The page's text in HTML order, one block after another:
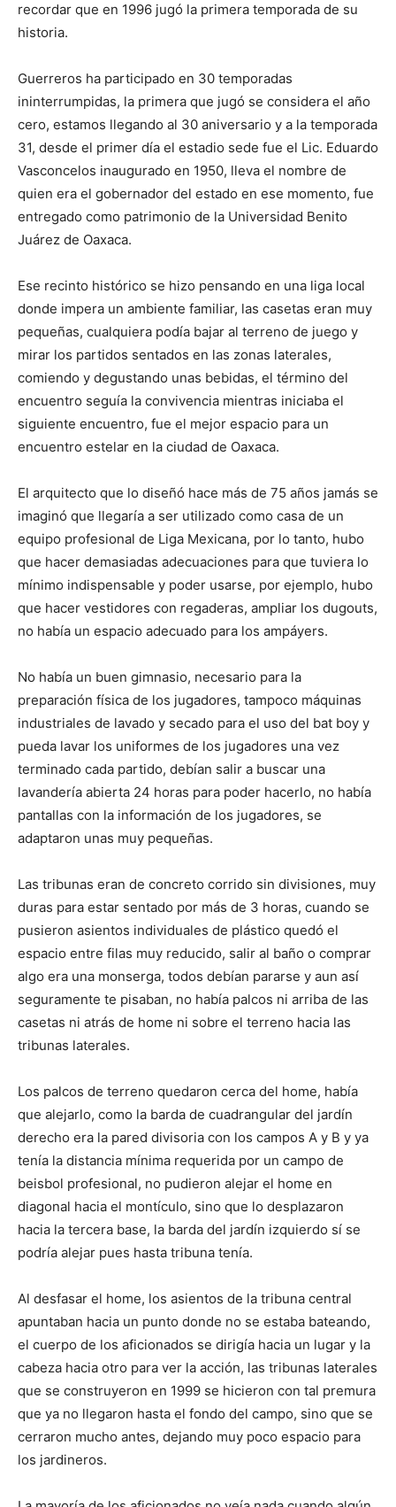
recordar que en 1996 jugó la primera temporada de su
historia.
Guerreros ha participado en 30 temporadas
ininterrumpidas, la primera que jugó se considera el año
cero, estamos llegando al 30 aniversario y a la temporada
31, desde el primer día el estadio sede fue el Lic. Eduardo
Vasconcelos inaugurado en 1950, lleva el nombre de
quien era el gobernador del estado en ese momento, fue
entregado como patrimonio de la Universidad Benito
Juárez de Oaxaca.
Ese recinto histórico se hizo pensando en una liga local
donde impera un ambiente familiar, las casetas eran muy
pequeñas, cualquiera podía bajar al terreno de juego y
mirar los partidos sentados en las zonas laterales,
comiendo y degustando unas bebidas, el término del
encuentro seguía la convivencia mientras iniciaba el
siguiente encuentro, fue el mejor espacio para un
encuentro estelar en la ciudad de Oaxaca.
El arquitecto que lo diseñó hace más de 75 años jamás se
imaginó que llegaría a ser utilizado como casa de un
equipo profesional de Liga Mexicana, por lo tanto, hubo
que hacer demasiadas adecuaciones para que tuviera lo
mínimo indispensable y poder usarse, por ejemplo, hubo
que hacer vestidores con regaderas, ampliar los dugouts,
no había un espacio adecuado para los ampáyers.
No había un buen gimnasio, necesario para la
preparación física de los jugadores, tampoco máquinas
industriales de lavado y secado para el uso del bat boy y
pueda lavar los uniformes de los jugadores una vez
terminado cada partido, debían salir a buscar una
lavandería abierta 24 horas para poder hacerlo, no había
pantallas con la información de los jugadores, se
adaptaron unas muy pequeñas.
Las tribunas eran de concreto corrido sin divisiones, muy
duras para estar sentado por más de 3 horas, cuando se
pusieron asientos individuales de plástico quedó el
espacio entre filas muy reducido, salir al baño o comprar
algo era una monserga, todos debían pararse y aun así
seguramente te pisaban, no había palcos ni arriba de las
casetas ni atrás de home ni sobre el terreno hacia las
tribunas laterales.
Los palcos de terreno quedaron cerca del home, había
que alejarlo, como la barda de cuadrangular del jardín
derecho era la pared divisoria con los campos A y B y ya
tenía la distancia mínima requerida por un campo de
beisbol profesional, no pudieron alejar el home en
diagonal hacia el montículo, sino que lo desplazaron
hacia la tercera base, la barda del jardín izquierdo sí se
podría alejar pues hasta tribuna tenía.
Al desfasar el home, los asientos de la tribuna central
apuntaban hacia un punto donde no se estaba bateando,
el cuerpo de los aficionados se dirigía hacia un lugar y la
cabeza hacia otro para ver la acción, las tribunas laterales
que se construyeron en 1999 se hicieron con tal premura
que ya no llegaron hasta el fondo del campo, sino que se
cerraron mucho antes, dejando muy poco espacio para
los jardineros.